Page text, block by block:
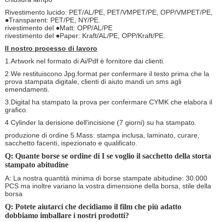
Rivestimento lucido: PET/AL/PE, PET/VMPET/PE, OPP/VMPET/PE,
●Transparent: PET/PE, NY/PE.
rivestimento del ●Matt: OPP/AL/PE
rivestimento del ●Paper: Kraft/AL/PE, OPP/Kraft/PE.
Il nostro processo di lavoro
1.Artwork nel formato di Ai/Pdf è fornitore dai clienti.
2.We restituiscono Jpg.format per confermare il testo prima che la
prova stampata digitale, clienti di aiuto mandi un sms agli
emendamenti.
3.Digital ha stampato la prova per confermare CYMK che elabora il
grafico.
4.Cylinder la derisione dell'incisione (7 giorni) su ha stampato.
produzione di ordine 5.Mass: stampa inclusa, laminato, curare,
sacchetto facenti, ispezionato e qualificato.
Q: Quante borse se ordine di I se voglio il sacchetto della storta
stampato abitudine
A: La nostra quantità minima di borse stampate abitudine: 30.000
PCS ma inoltre variano la vostra dimensione della borsa, stile della
borsa
Q: Potete aiutarci che decidiamo il film che più adatto
dobbiamo imballare i nostri prodotti?